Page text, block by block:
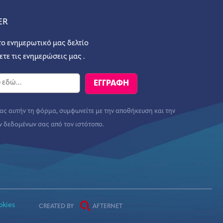
ενημερωτικό μας δελτίο
τις ενημερώσεις μας .
αυτήν τη φόρμα, συμφωνείτε με την αποθήκευση και την
δεδομένων σας από τον ιστότοπο.
CREATED BY AFTERNET